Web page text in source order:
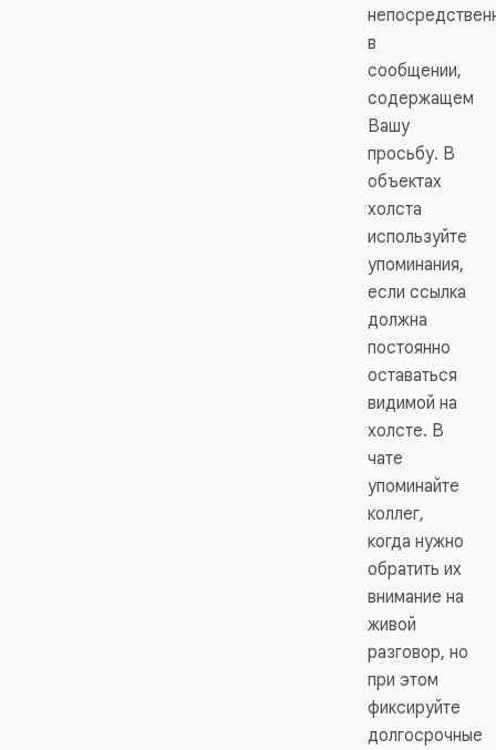
в
сообщении,
содержащем
Вашу
просьбу. В
объектах
холста
используйте
упоминания,
если ссылка
должна
постоянно
оставаться
видимой на
холсте. В
чате
упоминайте
коллег,
когда нужно
обратить их
внимание на
живой
разговор, но
при этом
фиксируйте
долгосрочные